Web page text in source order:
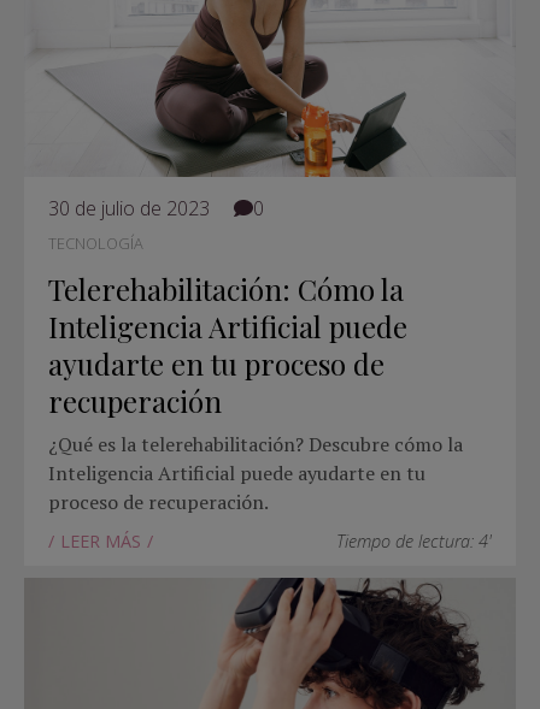
30 de julio de 2023 0
TECNOLOGÍA
Telerehabilitación: Cómo la
Inteligencia Artificial puede
ayudarte en tu proceso de
recuperación
¿Qué es la telerehabilitación? Descubre cómo la
Inteligencia Artificial puede ayudarte en tu
proceso de recuperación.
LEER MÁS Tiempo de lectura: 4'